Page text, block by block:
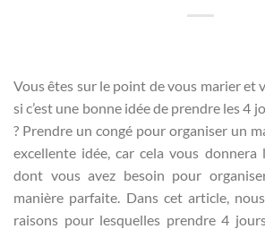
Vous êtes sur le point de vous marier et
si c’est une bonne idée de prendre les 4
? Prendre un congé pour organiser un
excellente idée, car cela vous donnera
dont vous avez besoin pour
manière parfaite. Dans cet article,
raisons pour lesquelles prendre 4